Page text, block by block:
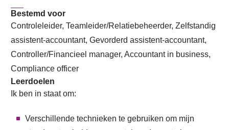
Bestemd voor
Controleleider, Teamleider/Relatiebeheerder, Zelfstandig
assistent-accountant, Gevorderd assistent-accountant,
Controller/Financieel manager, Accountant in business,
Compliance officer
Leerdoelen
Ik ben in staat om:
Verschillende technieken te gebruiken om mijn